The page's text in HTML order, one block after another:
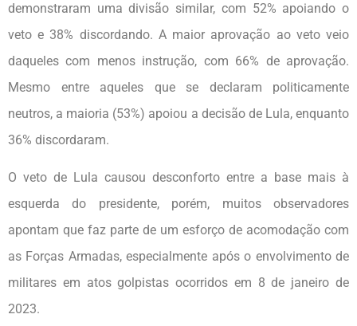
demonstraram uma divisão similar, com 52% apoiando o
veto e 38% discordando. A maior aprovação ao veto veio
daqueles com menos instrução, com 66% de aprovação.
Mesmo entre aqueles que se declaram politicamente
neutros, a maioria (53%) apoiou a decisão de Lula, enquanto
36% discordaram.
O veto de Lula causou desconforto entre a base mais à
esquerda do presidente, porém, muitos observadores
apontam que faz parte de um esforço de acomodação com
as Forças Armadas, especialmente após o envolvimento de
militares em atos golpistas ocorridos em 8 de janeiro de
2023.